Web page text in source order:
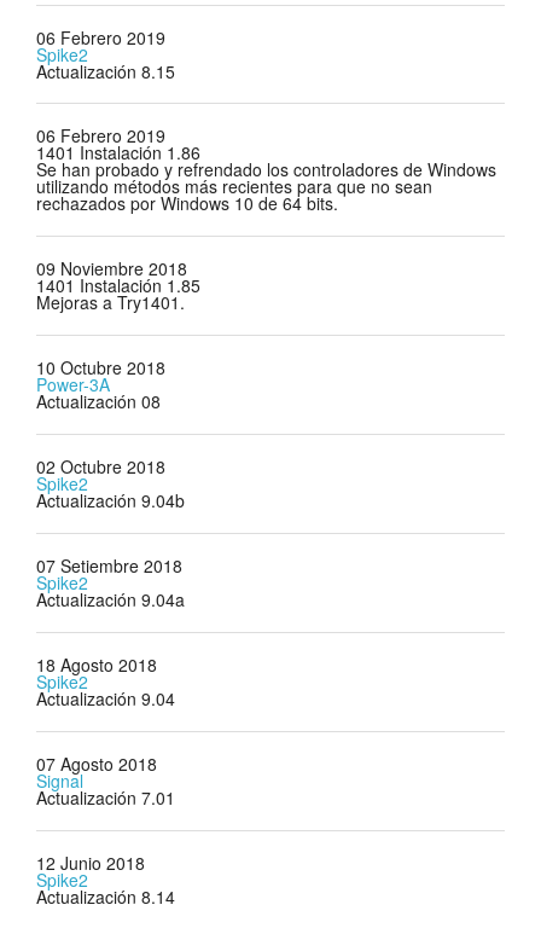
06 Febrero 2019
Spike2
Actualización 8.15
06 Febrero 2019
1401 Instalación 1.86
Se han probado y refrendado los controladores de Windows
utilizando métodos más recientes para que no sean
rechazados por Windows 10 de 64 bits.
09 Noviembre 2018
1401 Instalación 1.85
Mejoras a Try1401.
10 Octubre 2018
Power-3A
Actualización 08
02 Octubre 2018
Spike2
Actualización 9.04b
07 Setiembre 2018
Spike2
Actualización 9.04a
18 Agosto 2018
Spike2
Actualización 9.04
07 Agosto 2018
Signal
Actualización 7.01
12 Junio 2018
Spike2
Actualización 8.14